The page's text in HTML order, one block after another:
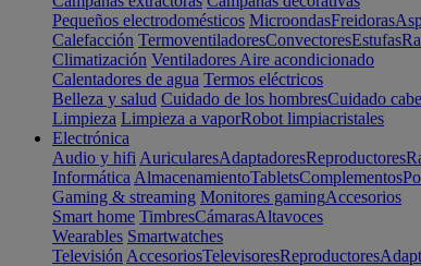
Pequeños electrodomésticos MicroondasFreidoras
Calefacción TermoventiladoresConvectoresEstufas
Climatización Ventiladores Aire acondicionado
Calentadores de agua Termos eléctricos
Belleza y salud Cuidado de los hombresCuidado
Limpieza Limpieza a vaporRobot limpiacristales
Electrónica
Audio y hifi AuricularesAdaptadoresReproductores
Informática AlmacenamientoTabletsComplementos
Gaming & streaming Monitores gamingAccesorios
Smart home TimbresCámarasAltavoces
Wearables Smartwatches
Televisión AccesoriosTelevisoresReproductores